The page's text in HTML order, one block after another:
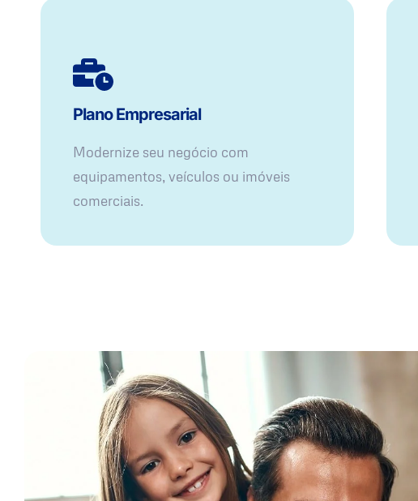
Plano Empresarial
Modernize seu negócio com
equipamentos, veículos ou imóveis
comerciais.